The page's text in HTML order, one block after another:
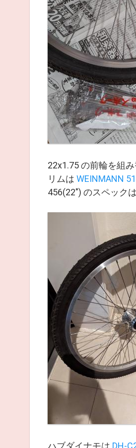
22x1.75 の前輪を組み
リムは WEINMANN
456(22") のスペック
ハブダイナモは DH-